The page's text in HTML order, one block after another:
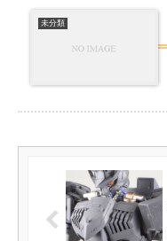
未分類